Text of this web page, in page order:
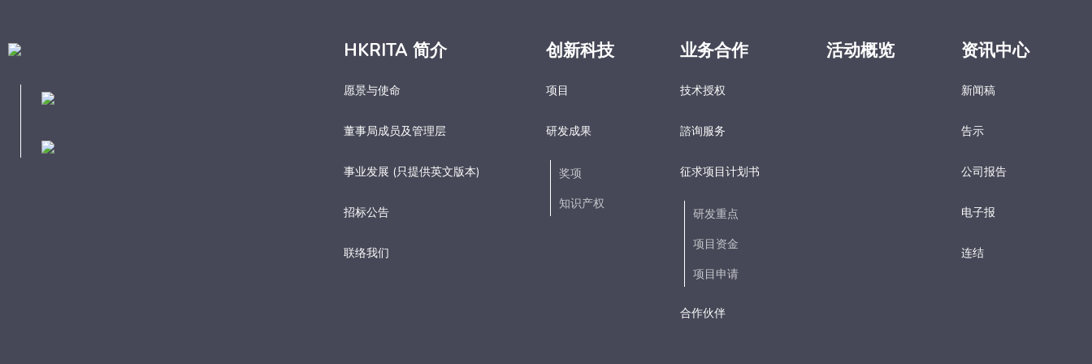
HKRITA 简介
愿景与使命
董事局成员及管理层
事业发展 (只提供英文版本)
招标公告
联络我们
创新科技
项目
研发成果
奖项
知识产权
业务合作
技术授权
諮询服务
征求项目计划书
研发重点​
项目资金​
项目申请​
合作伙伴
活动概览 资讯中心
新闻稿
告示
公司报告
电子报​
连结